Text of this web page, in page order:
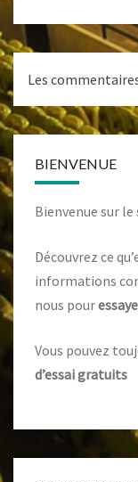
Les
BIENVENUE
Bienvenue sur
Découvrez ce
informations
nous pour
Vous pouvez
d’essai gratuits